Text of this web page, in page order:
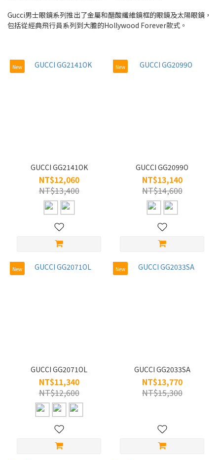
Type
For
Style
Rimless
L/56-
60
Material
Titanium
Gucci男士眼鏡系列推出了金屬和醋酸纖維鏡框的眼鏡及太陽眼鏡，
包括從經典飛行員系列到大膽的Hollywood Forever款式。
New
GUCCI GG2141OK
NT$12,060
NT$13,400
New
GUCCI GG2099O
NT$13,140
NT$14,600
New
GUCCI GG2071OL
NT$11,340
NT$12,600
New
GUCCI GG2033SA
NT$13,770
NT$15,300